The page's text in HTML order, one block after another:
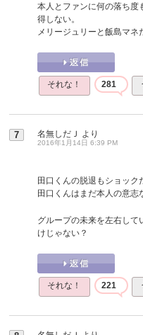
本人とファンに何の落ち度
得しない。
メリージュリーと飯島マネ
それな！ 281
7 名無しだＪ より
2016年1月14日 6:39 PM
田口くんの脱退もショック
田口くんはまだ本人の意志
グループの未来を左右し
けじゃない？
それな！ 221